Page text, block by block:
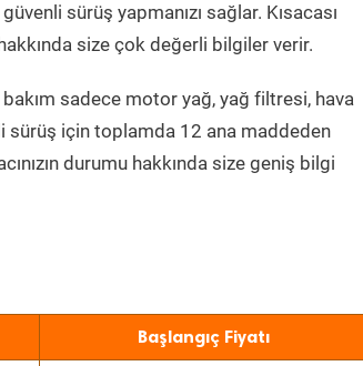
sürüş yapmanızı sağlar. Kısacası
size çok değerli bilgiler verir.
bakım sadece motor yağ, yağ filtresi, hava
sürüş için toplamda 12 ana maddeden
durumu hakkında size geniş bilgi
Başlangıç Fiyatı